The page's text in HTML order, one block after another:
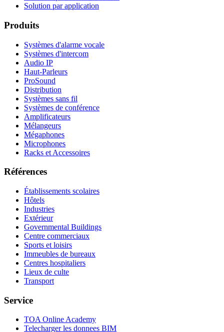
Solution par application
Produits
Systèmes d'alarme vocale
Systèmes d'intercom
Audio IP
Haut-Parleurs
ProSound
Distribution
Systèmes sans fil
Systèmes de conférence
Amplificateurs
Mélangeurs
Mégaphones
Microphones
Racks et Accessoires
Références
Établissements scolaires
Hôtels
Industries
Extérieur
Governmental Buildings
Centre commerciaux
Sports et loisirs
Immeubles de bureaux
Centres hospitaliers
Lieux de culte
Transport
Service
TOA Online Academy
Telecharger les donnees BIM